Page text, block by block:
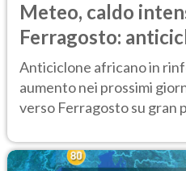
Meteo, caldo
Ferragosto:
ancora
Anticiclone africano in
aumento nei prossimi
verso Ferragosto su gran